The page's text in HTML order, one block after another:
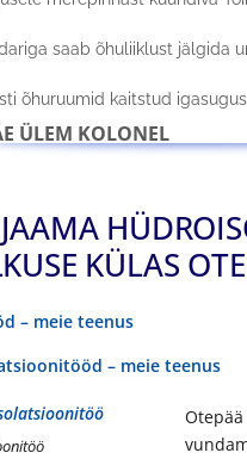
saab õhuliiklust jälgida
õhuruumid kaitstud
ÜLEM KOLONEL
KÜLAS
– meie teenus
– meie teenus